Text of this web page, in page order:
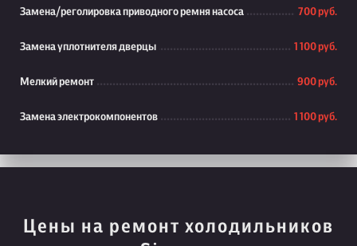
Замена/реголировка приводного ремня насоса 700 руб.
Замена уплотнителя дверцы 1 100 руб.
Мелкий ремонт 900 руб.
Замена электрокомпонентов 1 100 руб.
Цены на ремонт холодильников